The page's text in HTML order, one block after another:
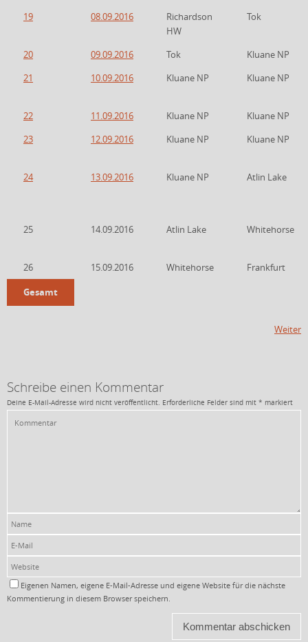
19
08.09.2016
Richardson
HW
Tok
20 09.09.2016 Tok
Kluane NP
21
10.09.2016 Kluane NP Kluane NP
22 11.09.2016 Kluane NP
Kluane NP
23
12.09.2016 Kluane NP Kluane NP
24 13.09.2016 Kluane NP Atlin Lake
25 14.09.2016 Atlin Lake Whitehorse
26 15.09.2016 Whitehorse Frankfurt
Gesamt
Weiter
Schreibe einen Kommentar
Deine E-Mail-Adresse wird nicht veröffentlicht. Erforderliche Felder sind mit * markiert
Eigenen Namen, eigene E-Mail-Adresse und eigene Website für die nächste
Kommentierung in diesem Browser speichern.